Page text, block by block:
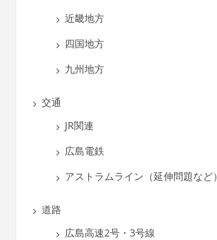
近畿地方
四国地方
九州地方
交通
JR関連
広島電鉄
アストラムライン（延伸問題など）
道路
広島高速2号・3号線